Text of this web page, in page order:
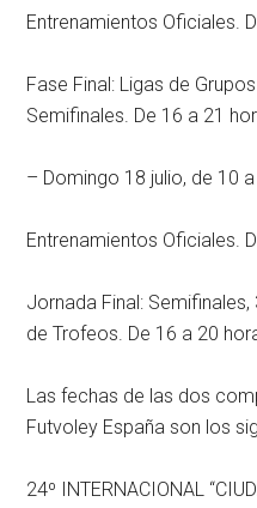
Entrenamientos Oficiales.
Fase Final: Ligas de
Semifinales. De 16 a 21
– Domingo 18 julio, de 10
Entrenamientos Oficiales.
Jornada Final:
de Trofeos. De 16 a 20
Las fechas de las dos
Futvoley España son los
24º INTERNACIONAL